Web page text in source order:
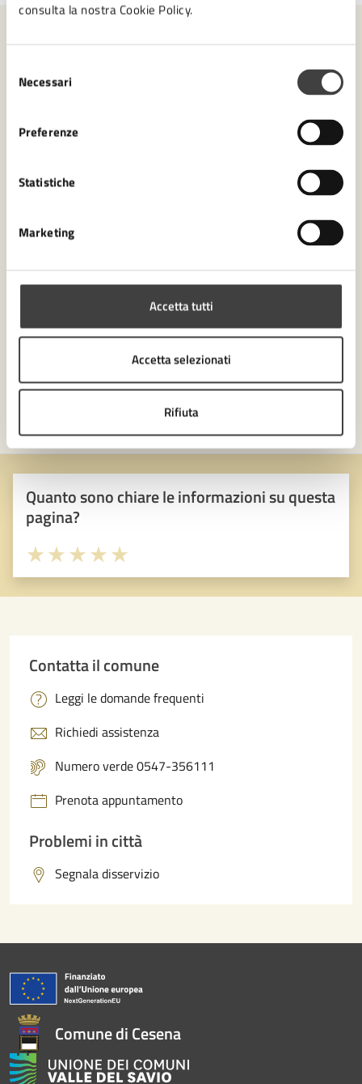
consulta la nostra Cookie Policy.
delNecessari
Preferenze
Statistiche
Marketing
Accetta tutti
Accetta selezionati
Rifiuta
Settore Tutela dell'ambiente e del territorio
Patrimonio
Quanto sono chiare le informazioni su questa
pagina?
Valuta 5 stelle su 5
Valuta 4 stelle su 5
Valuta 3 stelle su 5
Valuta 2 stelle su 5
Valuta 1 stelle su 5
Contatta il comune
Leggi le domande frequenti
Richiedi assistenza
Numero verde 0547-356111
Prenota appuntamento
Problemi in città
Segnala disservizio
Comune di Cesena